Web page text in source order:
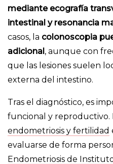
mediante ecografía
intestinal y resonancia
casos, la colonoscopia
adicional , aunque con
que las lesiones suelen
externa del intestino.
Tras el diagnóstico, es
funcional y reproductivo.
endometriosis y fertilidad
evaluarse de forma
Endometriosis de